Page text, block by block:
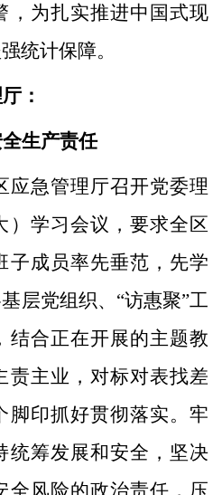
，为扎实推进中国式现
统计保障。
：
生产责任
应急管理厅召开党委理
）学习会议，要求全区
子成员率先垂范，先学
层党组织、“访惠聚”工
结合正在开展的主题教
责主业，对标对表找差
脚印抓好贯彻落实。牢
统筹发展和安全，坚决
全风险的政治责任，压